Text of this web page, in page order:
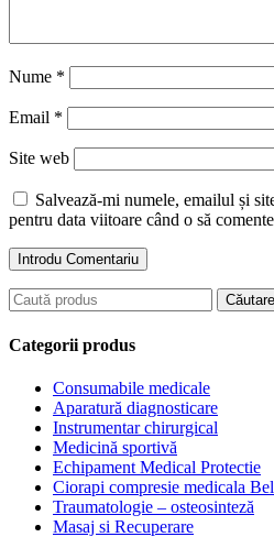
Nume *
Email *
Site web
Salvează-mi numele, emailul și
pentru data viitoare când o să
Categorii produs
Consumabile medicale
Aparatură diagnosticare
Instrumentar chirurgical
Medicină sportivă
Echipament Medical Protectie
Ciorapi compresie medicala
Traumatologie – osteosinteză
Masaj si Recuperare